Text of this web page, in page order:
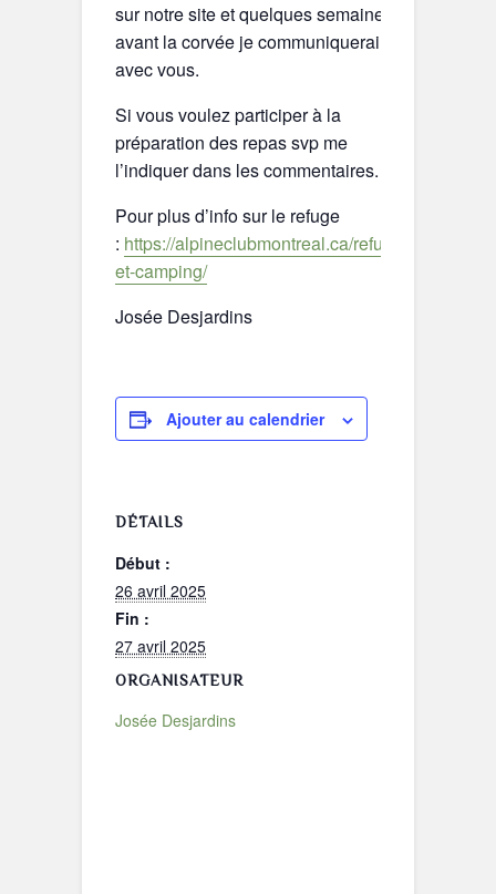
sur notre site et quelques semaine
avant la corvée je communiquerai
avec vous.
Si vous voulez participer à la
préparation des repas svp me
l’indiquer dans les commentaires.
Pour plus d’info sur le refuge
: https://alpineclubmontreal.ca/refuge-
et-camping/
Josée Desjardins
Ajouter au calendrier
DÉTAILS
Début :
26 avril 2025
Fin :
27 avril 2025
ORGANISATEUR
Josée Desjardins